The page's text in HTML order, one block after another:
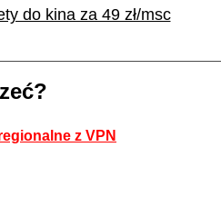
do kina za 49 zł/msc
z VPN